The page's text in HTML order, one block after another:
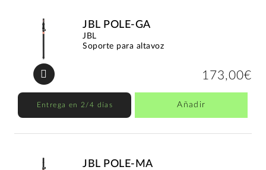
JBL POLE-GA
JBL
Soporte para altavoz
173,00€
Entrega en 2/4 días Añadir
JBL POLE-MA